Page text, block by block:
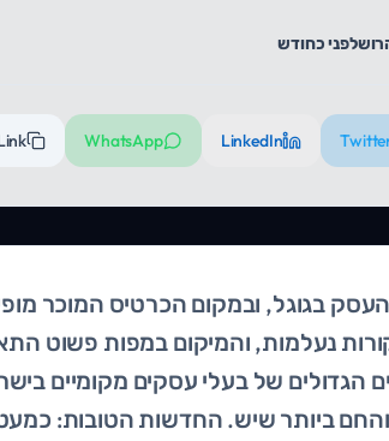
לפני כחודש
LinkedIn
WhatsApp
בגוגל, ובמקום הכרטיס המוכר
נעלמות, והמיקום במפות פשוט
הגדולים של בעלי עסקים מקומיים
והחם ביותר שיש. החדשות הטובות: